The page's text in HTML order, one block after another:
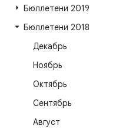
Бюллетени 2019
Бюллетени 2018
Декабрь
Ноябрь
Октябрь
Сентябрь
Август